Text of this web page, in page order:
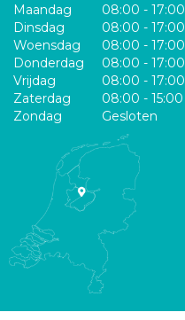
Maandag
08:00 - 17:00
Dinsdag
08:00 - 17:00
Woensdag
08:00 - 17:00
Donderdag
08:00 - 17:00
Vrijdag
08:00 - 17:00
Zaterdag
08:00 - 15:00
Zondag
Gesloten